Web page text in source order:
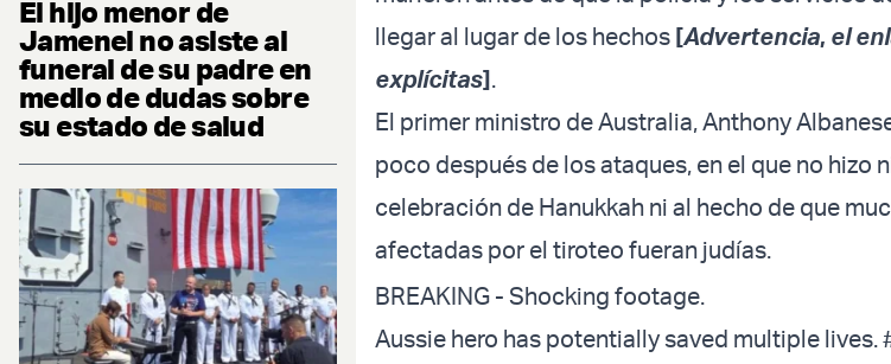
El hijo menor de
Jamenei no asiste al
funeral de su padre en
medio de dudas sobre
su estado de salud
llegar al lugar de los hechos [Advertencia, el
explícitas].
El primer ministro de Australia, Anthony
poco después de los ataques, en el que no hizo
celebración de Hanukkah ni al hecho de que
afectadas por el tiroteo fueran judías.
BREAKING - Shocking footage.
Aussie hero has potentially saved multiple lives.